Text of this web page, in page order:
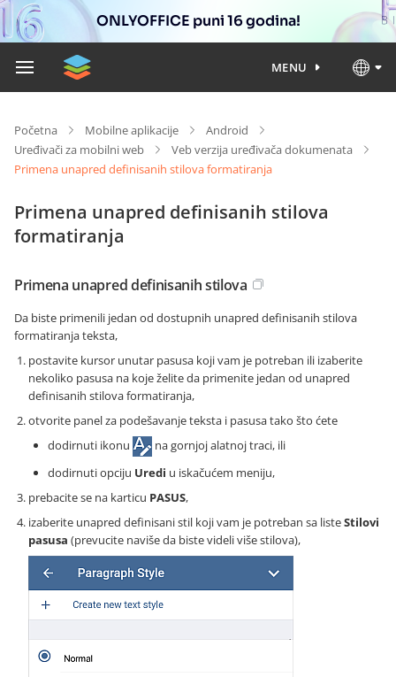
ONLYOFFICE puni 16 godina!
MENU
Početna Mobilne aplikacije
Android
Uređivači za mobilni web
Veb verzija uređivača dokumenata
Primena unapred definisanih stilova formatiranja
Primena unapred definisanih stilova
formatiranja
Primena unapred definisanih stilova
Da biste primenili jedan od dostupnih unapred definisanih stilova
formatiranja teksta,
postavite kursor unutar pasusa koji vam je potreban ili izaberite
nekoliko pasusa na koje želite da primenite jedan od unapred
definisanih stilova formatiranja,
otvorite panel za podešavanje teksta i pasusa tako što ćete
dodirnuti ikonu
na gornjoj alatnoj traci, ili
dodirnuti opciju Uredi u iskačućem meniju,
prebacite se na karticu PASUS,
izaberite unapred definisani stil koji vam je potreban sa listeStilovi
pasusa (prevucite naviše da biste videli više stilova),